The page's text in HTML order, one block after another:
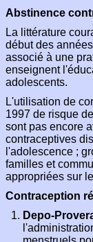
Abstinence
La littérature
début des
associé à une
enseignent
adolescents.
L'utilisation de
1997 de risque
sont pas encore
contraceptives
l'adolescence ;
familles et
appropriées sur
Contraception
Depo-